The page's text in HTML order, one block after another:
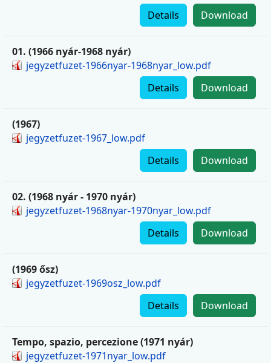
Download
Details
01. (1966 nyár-1968 nyár)
jegyzetfuzet-1966nyar-1968nyar_low.pdf
Download
Details
(1967)
jegyzetfuzet-1967_low.pdf
Download
Details
02. (1968 nyár - 1970 nyár)
jegyzetfuzet-1968nyar-1970nyar_low.pdf
Download
Details
(1969 ősz)
jegyzetfuzet-1969osz_low.pdf
Download
Details
Tempo, spazio, percezione (1971 nyár)
jegyzetfuzet-1971nyar_low.pdf